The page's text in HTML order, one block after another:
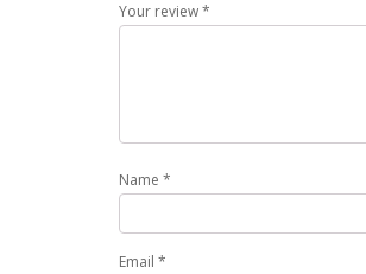
Your review*
Name *
Email *